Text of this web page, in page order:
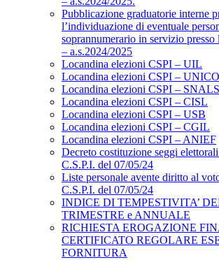
Pubblicazione graduatorie interne
l’individuazione di eventuale
soprannumerario in servizio
– a.s.2024/2025
Locandina elezioni CSPI – UIL
Locandina elezioni CSPI –
Locandina elezioni CSPI – SNALS
Locandina elezioni CSPI – CISL
Locandina elezioni CSPI – USB
Locandina elezioni CSPI – CGIL
Locandina elezioni CSPI – ANIEF
Decreto costituzione seggi
C.S.P.I. del 07/05/24
Liste personale avente diritto al
C.S.P.I. del 07/05/24
INDICE DI TEMPESTIVITA’
TRIMESTRE e ANNUALE
RICHIESTA EROGAZIONE
CERTIFICATO REGOLARE
FORNITURA